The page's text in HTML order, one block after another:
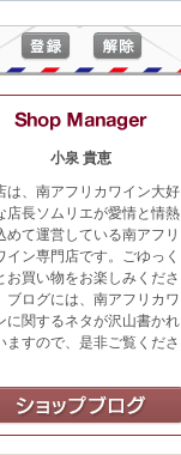
小泉 貴恵
は、南アフリカワイン大好
店長ソムリエが愛情と情熱
めて運営している南アフリ
イン専門店です。ごゆっく
お買い物をお楽しみくださ
ブログには、南アフリカワ
に関するネタが沢山書かれ
ますので、是非ご覧くださ